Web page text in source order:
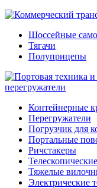
Шоссейные
Тягачи
Полуприцепы
перегружатели
Контейнерные
Перегружатели
Погрузчик для
Портальные
Ричстакеры
Тяжелые
Электрические